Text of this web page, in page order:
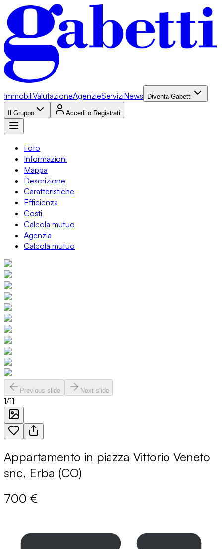
ImmobiliValutazioneAgenzieServiziNews Diventa Gabetti
Il Gruppo Accedi o Registrati
Foto
Informazioni
Mappa
Descrizione
Caratteristiche
Efficienza
Costi
Calcola mutuo
Agenzia
Calcola mutuo
Previous slide Next slide
1/11
Appartamento in piazza Vittorio Veneto
snc, Erba (CO)
700 €